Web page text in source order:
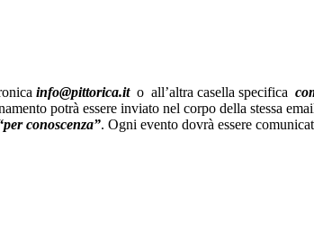
info@pittorica.ito all’altra casella specifica
potrà essere inviato nel corpo della stessa
conoscenza”. Ogni evento dovrà essere